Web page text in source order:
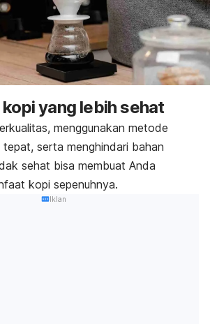
yang lebih sehat
menggunakan metode
serta menghindari bahan
sehat bisa membuat Anda
kopi sepenuhnya.
Iklan